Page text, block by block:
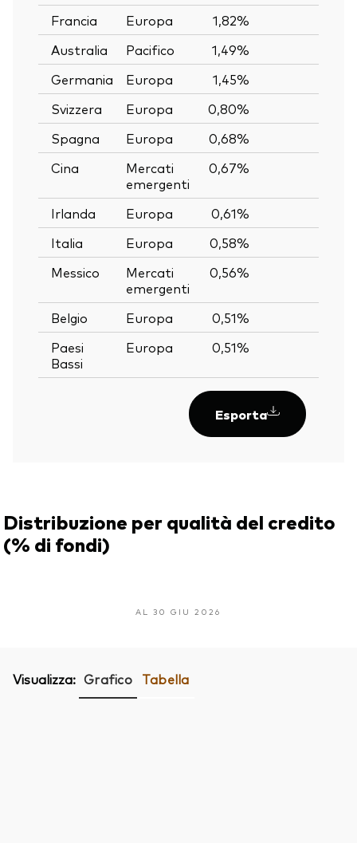
Francia
Europa 1,82%
Australia
Pacifico 1,49%
Germania
Europa 1,45%
Svizzera
Europa 0,80%
Spagna
Europa 0,68%
Cina
Mercati
emergenti
0,67%
Irlanda Europa 0,61%
Italia
Europa 0,58%
Messico
Mercati
emergenti
0,56%
Belgio Europa 0,51%
Paesi
Bassi
Europa 0,51%
Esporta
Distribuzione per qualità del credito
(% di fondi)
AL 30 GIU 2026
Visualizza: Grafico Tabella